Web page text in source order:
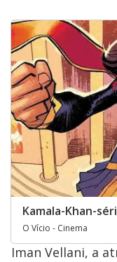
Kamala-Khan-
O Vício - Cinema
Iman Vellani, a